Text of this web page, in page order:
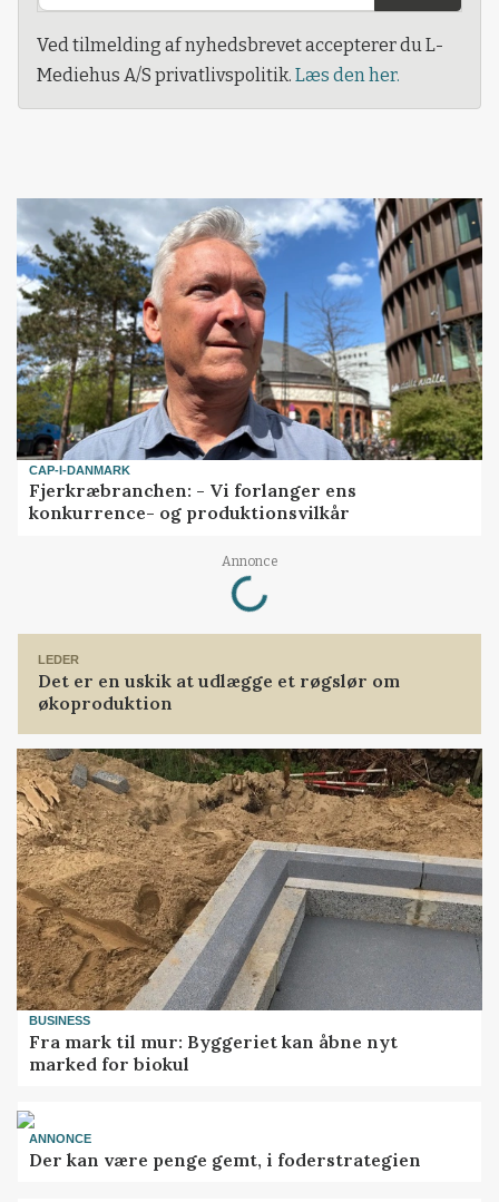
Ved tilmelding af nyhedsbrevet accepterer du L-
Mediehus A/S privatlivspolitik. Læs den her.
CAP-I-DANMARK
Fjerkræbranchen: - Vi forlanger ens
konkurrence- og produktionsvilkår
Annonce
Loading...
LEDER
Det er en uskik at udlægge et røgslør om
økoproduktion
BUSINESS
Fra mark til mur: Byggeriet kan åbne nyt
marked for biokul
ANNONCE
Der kan være penge gemt, i foderstrategien